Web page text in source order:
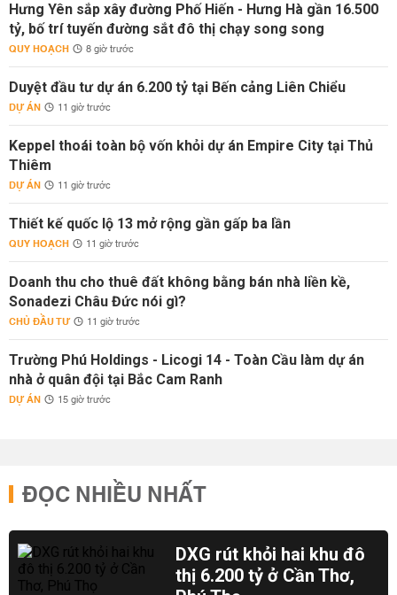
Hưng Yên sắp xây đường Phố Hiến - Hưng Hà gần 16.500
tỷ, bố trí tuyến đường sắt đô thị chạy song song
QUY HOẠCH 8 giờ trước
Duyệt đầu tư dự án 6.200 tỷ tại Bến cảng Liên Chiểu
DỰ ÁN 11 giờ trước
Keppel thoái toàn bộ vốn khỏi dự án Empire City tại Thủ
Thiêm
DỰ ÁN 11 giờ trước
Thiết kế quốc lộ 13 mở rộng gần gấp ba lần
QUY HOẠCH 11 giờ trước
Doanh thu cho thuê đất không bằng bán nhà liền kề,
Sonadezi Châu Đức nói gì?
CHỦ ĐẦU TƯ 11 giờ trước
Trường Phú Holdings - Licogi 14 - Toàn Cầu làm dự án
nhà ở quân đội tại Bắc Cam Ranh
DỰ ÁN 15 giờ trước
ĐỌC NHIỀU NHẤT
DXG rút khỏi hai khu đô
thị 6.200 tỷ ở Cần Thơ,